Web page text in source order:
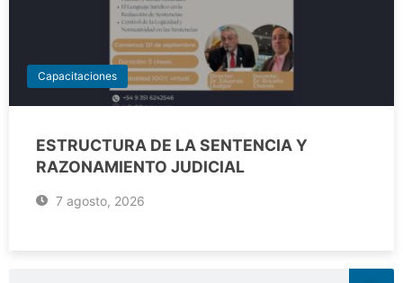
Capacitaciones
ESTRUCTURA DE LA SENTENCIA Y
RAZONAMIENTO JUDICIAL
7 agosto, 2026